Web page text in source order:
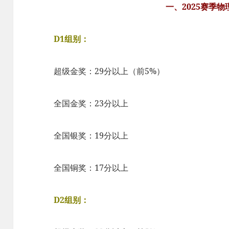
一、2025赛季物
D1组别：
超级金奖：29分以上（前5%）
全国金奖：23分以上
全国银奖：19分以上
全国铜奖：17分以上
D2组别：